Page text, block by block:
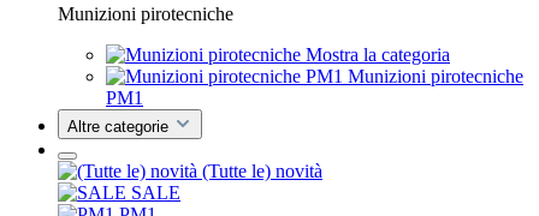
Munizioni pirotecniche
Mostra la categoria
Munizioni pirotecniche
PM1
Altre categorie
(Tutte le) novità
SALE